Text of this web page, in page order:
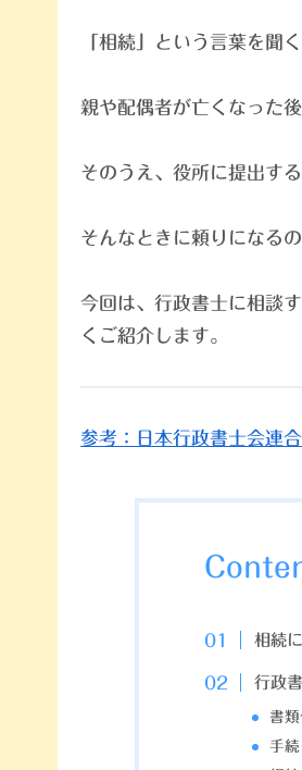
「相続」という言葉を聞
親や配偶者が亡くなった
そのうえ、役所に提出す
そんなときに頼りになる
今回は、行政書士に相談
くご紹介します。
参考：日本行政書士会連
相続
行政
書
手